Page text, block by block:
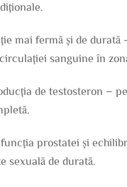
mai fermă și de durată
sanguine în
de testosteron –
funcția prostatei și
sexuală de durată.